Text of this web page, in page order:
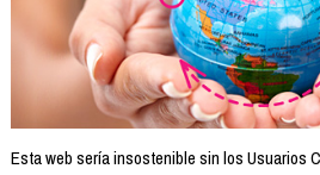
Esta web sería insostenible sin los Usuarios